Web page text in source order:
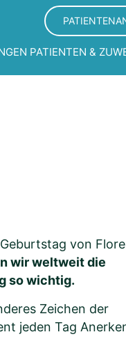
PATIENTEN &
von
wir weltweit die
so wichtig.
Zeichen der
jeden Tag